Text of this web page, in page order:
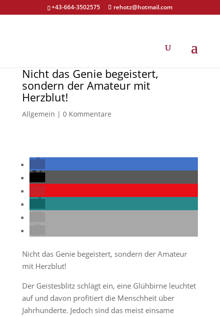
+43-664-3502575 rehotz@hotmail.com
Nicht das Genie begeistert,
sondern der Amateur mit
Herzblut!
Allgemein | 0 Kommentare
Nicht das Genie begeistert, sondern der Amateur
mit Herzblut!
Der Geistesblitz schlägt ein, eine Glühbirne leuchtet
auf und davon profitiert die Menschheit über
Jahrhunderte. Jedoch sind das meist einsame